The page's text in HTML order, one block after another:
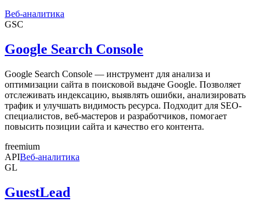
Веб-аналитика
GSC
Google Search Console
Google Search Console — инструмент для анализа и
оптимизации сайта в поисковой выдаче Google. Позволяет
отслеживать индексацию, выявлять ошибки, анализировать
трафик и улучшать видимость ресурса. Подходит для SEO-
специалистов, веб-мастеров и разработчиков, помогает
повысить позиции сайта и качество его контента.
freemium
APIВеб-аналитика
GL
GuestLead